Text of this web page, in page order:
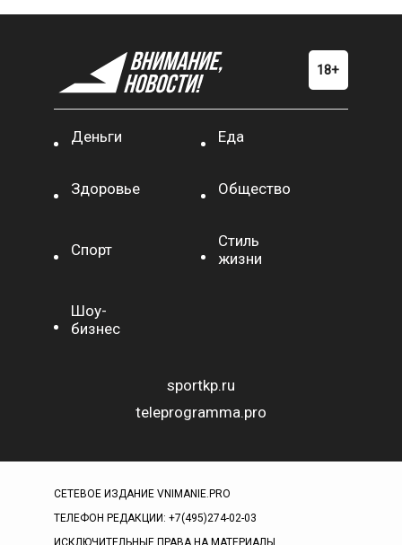
Деньги Еда
Здоровье Общество
Спорт
Стиль
жизни
Шоу-
бизнес
sportkp.ru
teleprogramma.pro
СЕТЕВОЕ ИЗДАНИЕ VNIMANIE.PRO
ТЕЛЕФОН РЕДАКЦИИ: +7(495)274-02-03